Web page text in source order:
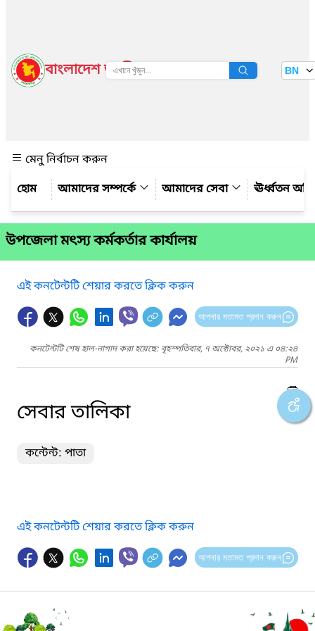
বাংলাদেশ জাতীয় তথ্য বাতায়ন BN
মেনু নির্বাচন করুন
আমাদের সম্পর্কে
আমাদের সেবা ঊর্ধ্বতন
উপজেলা মৎস্য কর্মকর্তার কার্যালয়
এই কনটেন্টটি শেয়ার করতে ক্লিক করুন
আপনার মতামত প্রদান করুন
কনটেন্টটি শেষ হাল-নাগাদ করা হয়েছে: বৃহস্পতিবার, ৭ অক্টোবর, ২০২১ এ ০৪:২৪
PM
সেবার তালিকা
কন্টেন্ট: পাতা
এই কনটেন্টটি শেয়ার করতে ক্লিক করুন
আপনার মতামত প্রদান করুন